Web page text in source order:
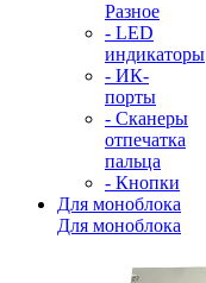
Разное
- LED
индикаторы
- ИК-
порты
- Сканеры
отпечатка
пальца
- Кнопки
Для моноблока
Для моноблока